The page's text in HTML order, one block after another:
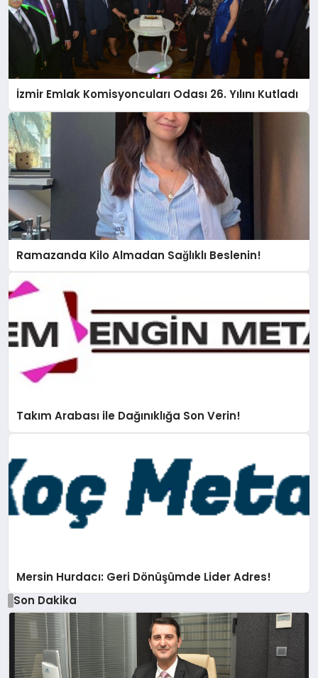
İzmir Emlak Komisyoncuları Odası 26. Yılını Kutladı
Ramazanda Kilo Almadan Sağlıklı Beslenin!
Takım Arabası ile Dağınıklığa Son Verin!
Mersin Hurdacı: Geri Dönüşümde Lider Adres!
Son Dakika